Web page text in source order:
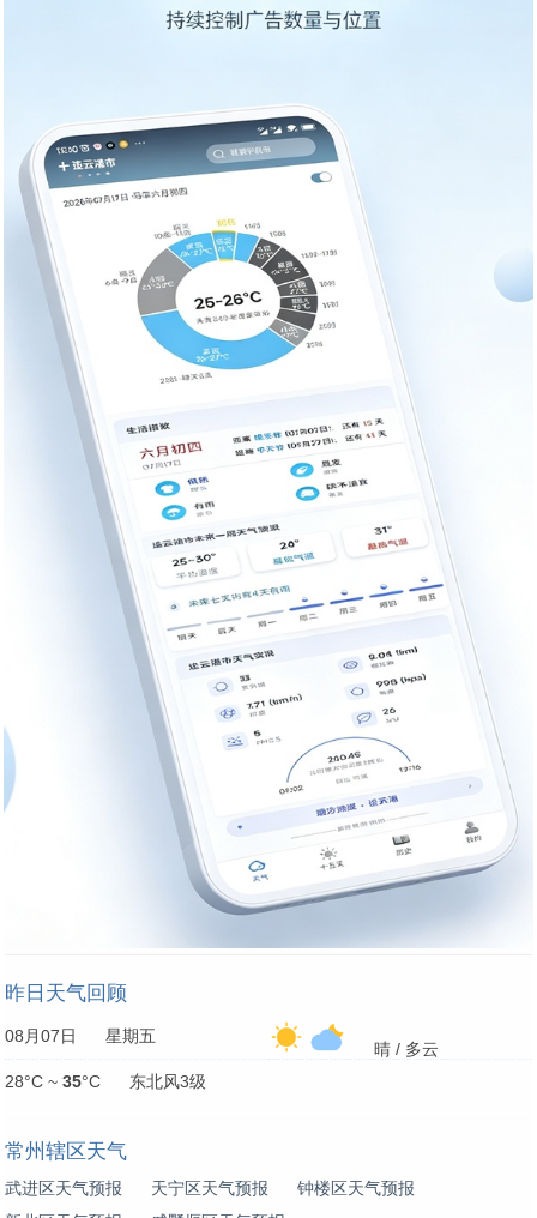
昨日天气回顾
08月07日 星期五
晴 / 多云
28°C ~ 35°C 东北风3级
常州辖区天气
武进区天气预报 天宁区天气预报
钟楼区天气预报